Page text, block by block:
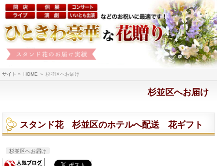
サイト » HOME » 杉並区へお届け
杉並区へお届け
スタンド花 杉並区のホテルへ配送 花ギフト
杉並区へお届け